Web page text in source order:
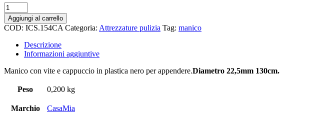
Aggiungi al carrello
COD: ICS.154CA Categoria: Attrezzature pulizia Tag: manico
Descrizione
Informazioni aggiuntive
Manico con vite e cappuccio in plastica nero per appendere.Diametro 22,5mm 130cm.
Peso 0,200 kg
Marchio CasaMia